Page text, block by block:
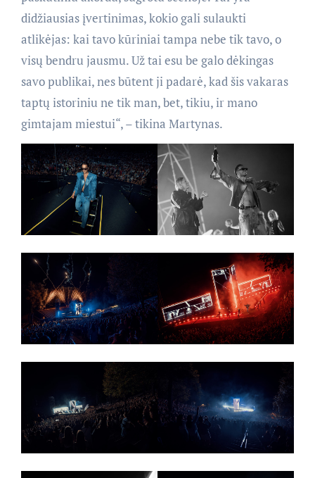
didžiausias įvertinimas, kokio gali sulaukti
atlikėjas: kai tavo kūriniai tampa nebe tik tavo, o
visų bendru jausmu. Už tai esu be galo dėkingas
savo publikai, nes būtent ji padarė, kad šis vakaras
taptų istoriniu ne tik man, bet, tikiu, ir mano
gimtajam miestui“, – tikina Martynas.